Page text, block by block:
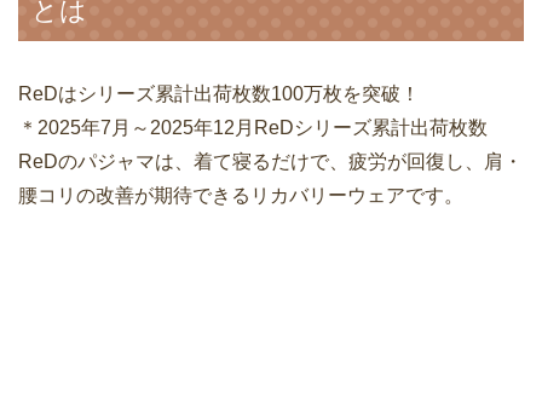
とは
ReDはシリーズ累計出荷枚数100万枚を突破！
＊2025年7月～2025年12月ReDシリーズ累計出荷枚数
ReDのパジャマは、着て寝るだけで、疲労が回復し、肩・
腰コリの改善が期待できるリカバリーウェアです。